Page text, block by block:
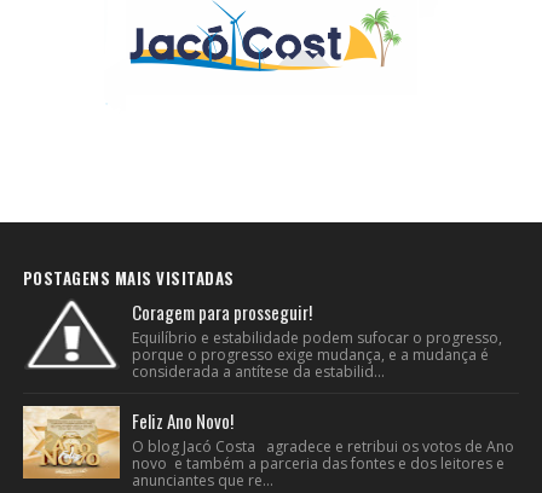
POSTAGENS MAIS VISITADAS
Coragem para prosseguir!
Equilíbrio e estabilidade podem sufocar o progresso,
porque o progresso exige mudança, e a mudança é
considerada a antítese da estabilid...
Feliz Ano Novo!
O blog Jacó Costa agradece e retribui os votos de Ano
novo e também a parceria das fontes e dos leitores e
anunciantes que re...